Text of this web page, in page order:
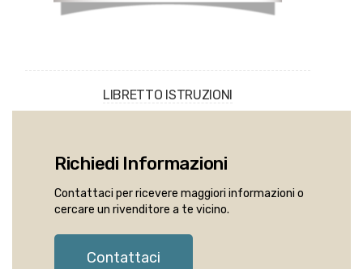
LIBRETTO ISTRUZIONI
Richiedi Informazioni
Contattaci per ricevere maggiori informazioni o
cercare un rivenditore a te vicino.
Contattaci